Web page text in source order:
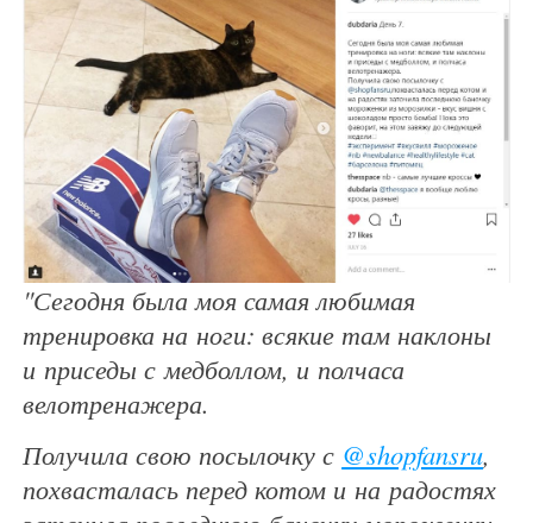
"Сегодня была моя самая любимая
тренировка на ноги: всякие там наклоны
и приседы с медболлом, и полчаса
велотренажера.
Получила свою посылочку с @shopfansru,
похвасталась перед котом и на радостях